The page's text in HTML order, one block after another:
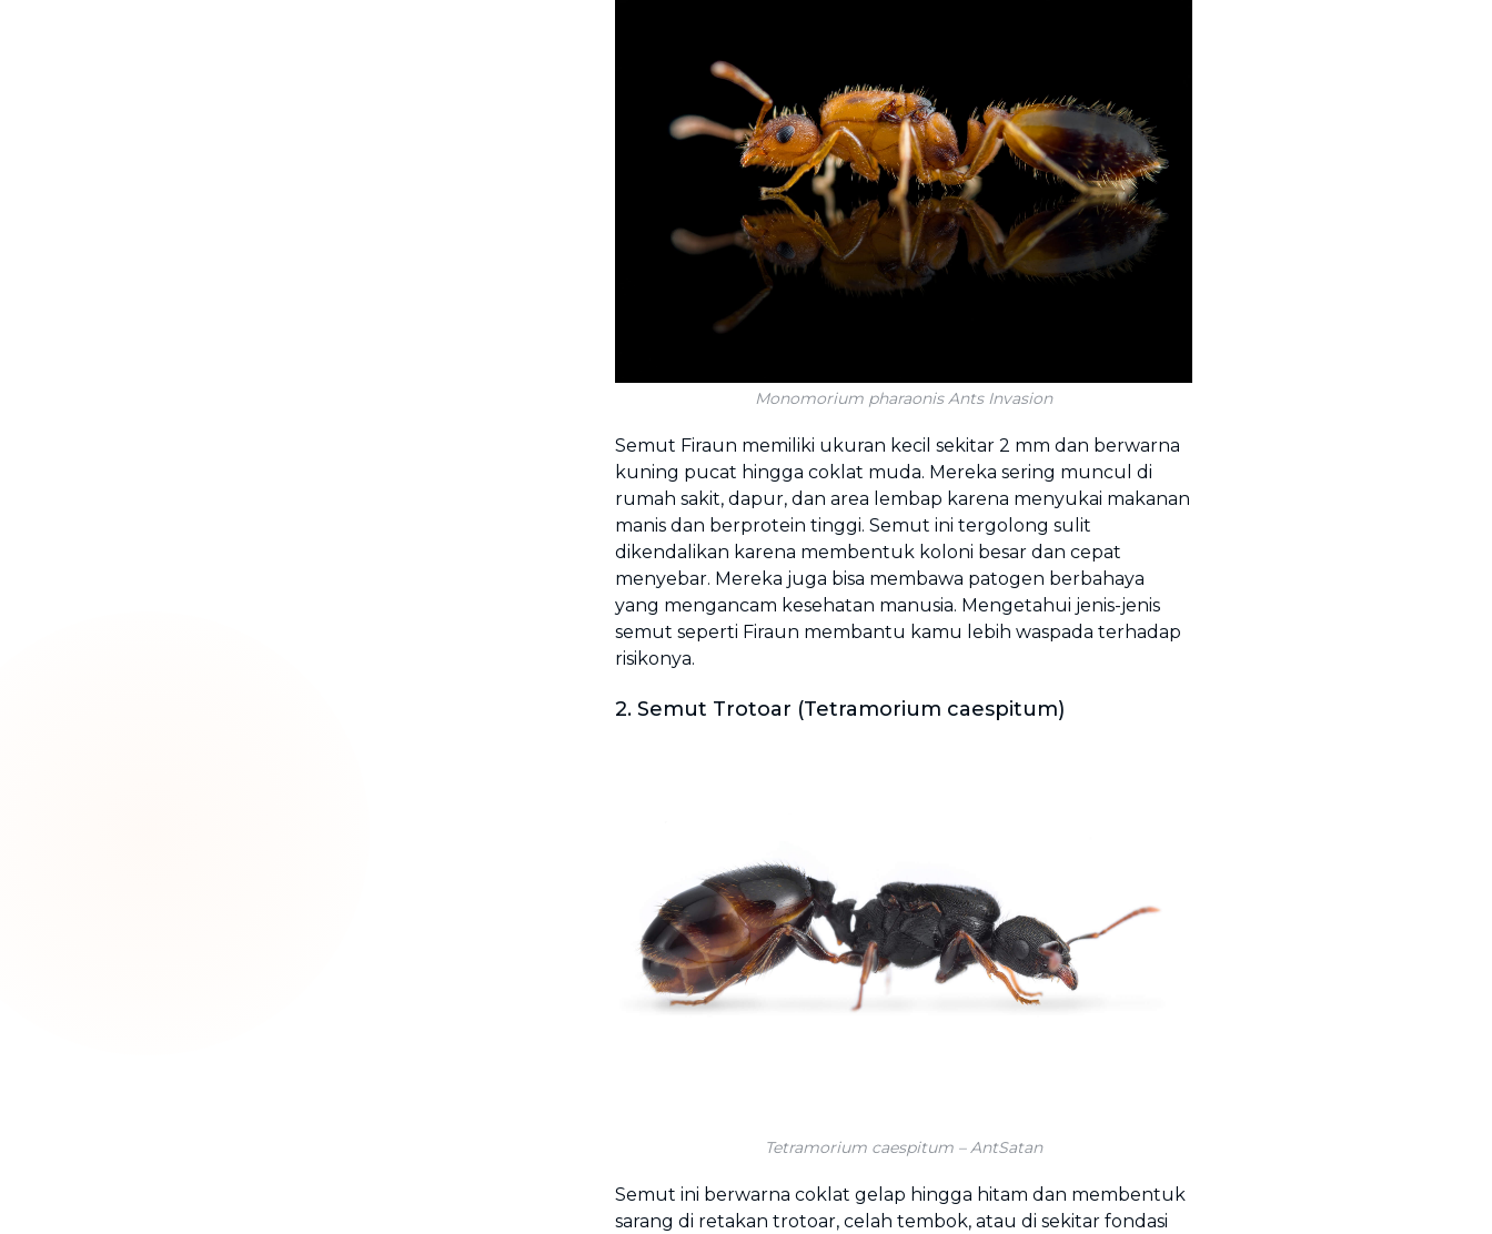
Monomorium pharaonis Ants Invasion
Semut Firaun memiliki ukuran kecil sekitar 2 mm dan berwarna
kuning pucat hingga coklat muda. Mereka sering muncul di
rumah sakit, dapur, dan area lembap karena menyukai makanan
manis dan berprotein tinggi. Semut ini tergolong sulit
dikendalikan karena membentuk koloni besar dan cepat
menyebar. Mereka juga bisa membawa patogen berbahaya
yang mengancam kesehatan manusia. Mengetahui jenis-jenis
semut seperti Firaun membantu kamu lebih waspada terhadap
risikonya.
2. Semut Trotoar (Tetramorium caespitum)
Tetramorium caespitum – AntSatan
Semut ini berwarna coklat gelap hingga hitam dan membentuk
sarang di retakan trotoar, celah tembok, atau di sekitar fondasi